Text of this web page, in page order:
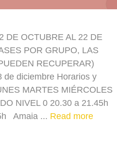
DE OCTUBRE AL 22 DE
POR GRUPO, LAS
RECUPERAR)
de diciembre Horarios y
MARTES MIÉRCOLES
NIVEL 0 20.30 a 21.45h
Amaia ... Read more